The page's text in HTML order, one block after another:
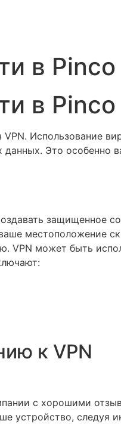
в Pinco
в Pinco
Использование
Это особенно
местоположение
может быть
к VPN
с хорошими
устройство, следуя